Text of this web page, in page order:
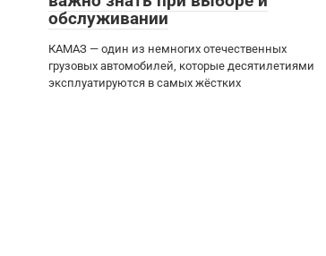
обслуживании
КАМАЗ — один из немногих отечественных
грузовых автомобилей, которые десятилетиями
эксплуатируются в самых жёстких